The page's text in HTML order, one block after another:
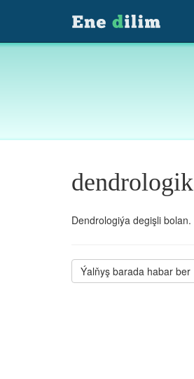
dendrologik
Dendrologiýa degişli bolan.
Ýalňyş barada habar ber